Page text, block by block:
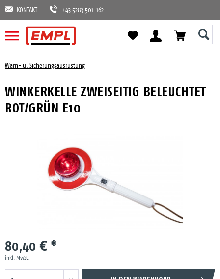
KONTAKT +43 5283 501-162
Warn- u. Sicherungsausrüstung
WINKERKELLE ZWEISEITIG BELEUCHTET
ROT/GRÜN E10
80,40 € *
inkl. MwSt.